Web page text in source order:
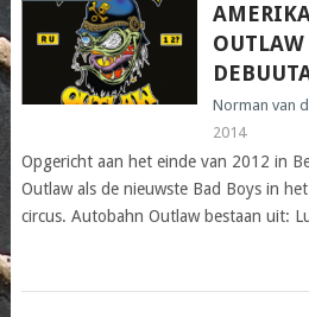
Norman van
2014
Opgericht aan het einde van 2012 in
Outlaw als de nieuwste Bad Boys in het
circus. Autobahn Outlaw bestaan uit: